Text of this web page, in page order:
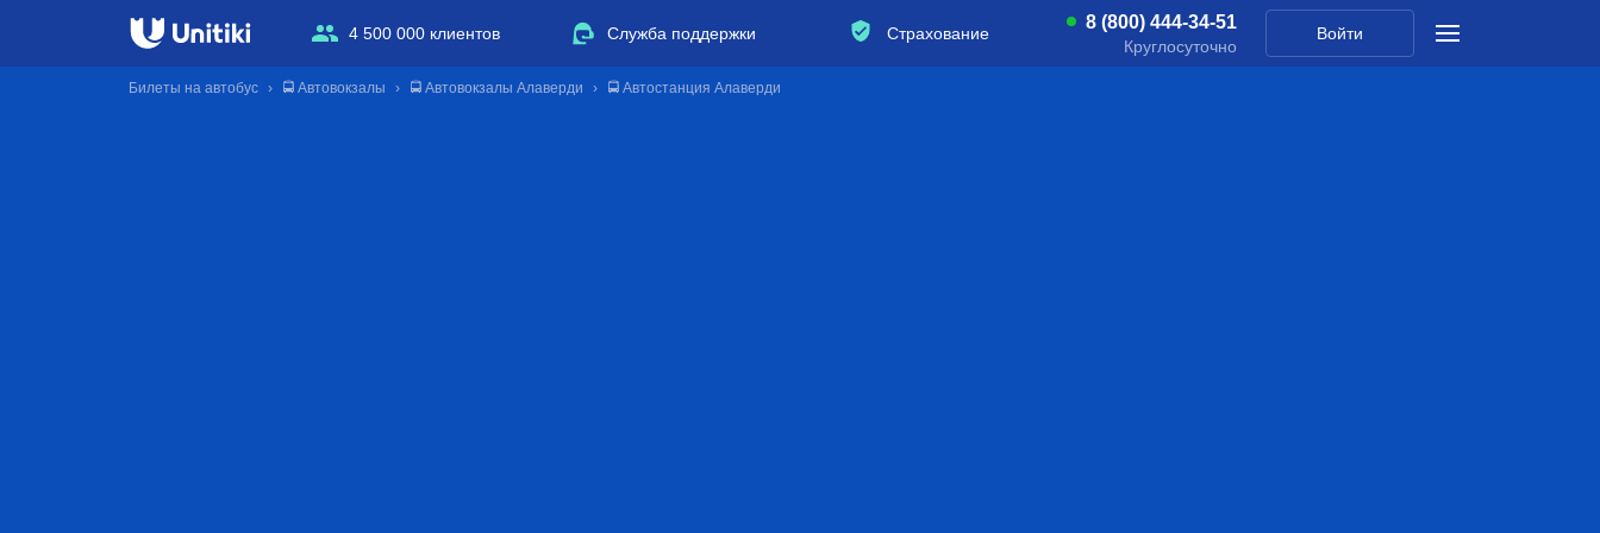
4 500 000 клиентов Служба поддержки Страхование
8 (800) 444-34-51
Круглосуточно
Войти
Билеты на автобус 🚍 Автовокзалы 🚍 Автовокзалы Алаверди 🚍 Автостанция Алаверди